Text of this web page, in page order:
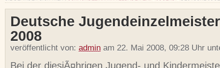
Deutsche
2008
veröffentlicht von: admin am 22. Mai 2008, 09:28 Uhr
Bei der diesjÃ¤hrigen Jugend- und